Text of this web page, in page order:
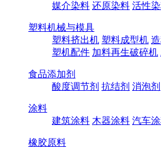
媒介染料 还原染料 活性
塑料机械与模具
塑料挤出机 塑料成型机
塑机配件 加料再生破碎机
食品添加剂
酸度调节剂 抗结剂 消泡剂
涂料
建筑涂料 木器涂料 汽车
橡胶原料